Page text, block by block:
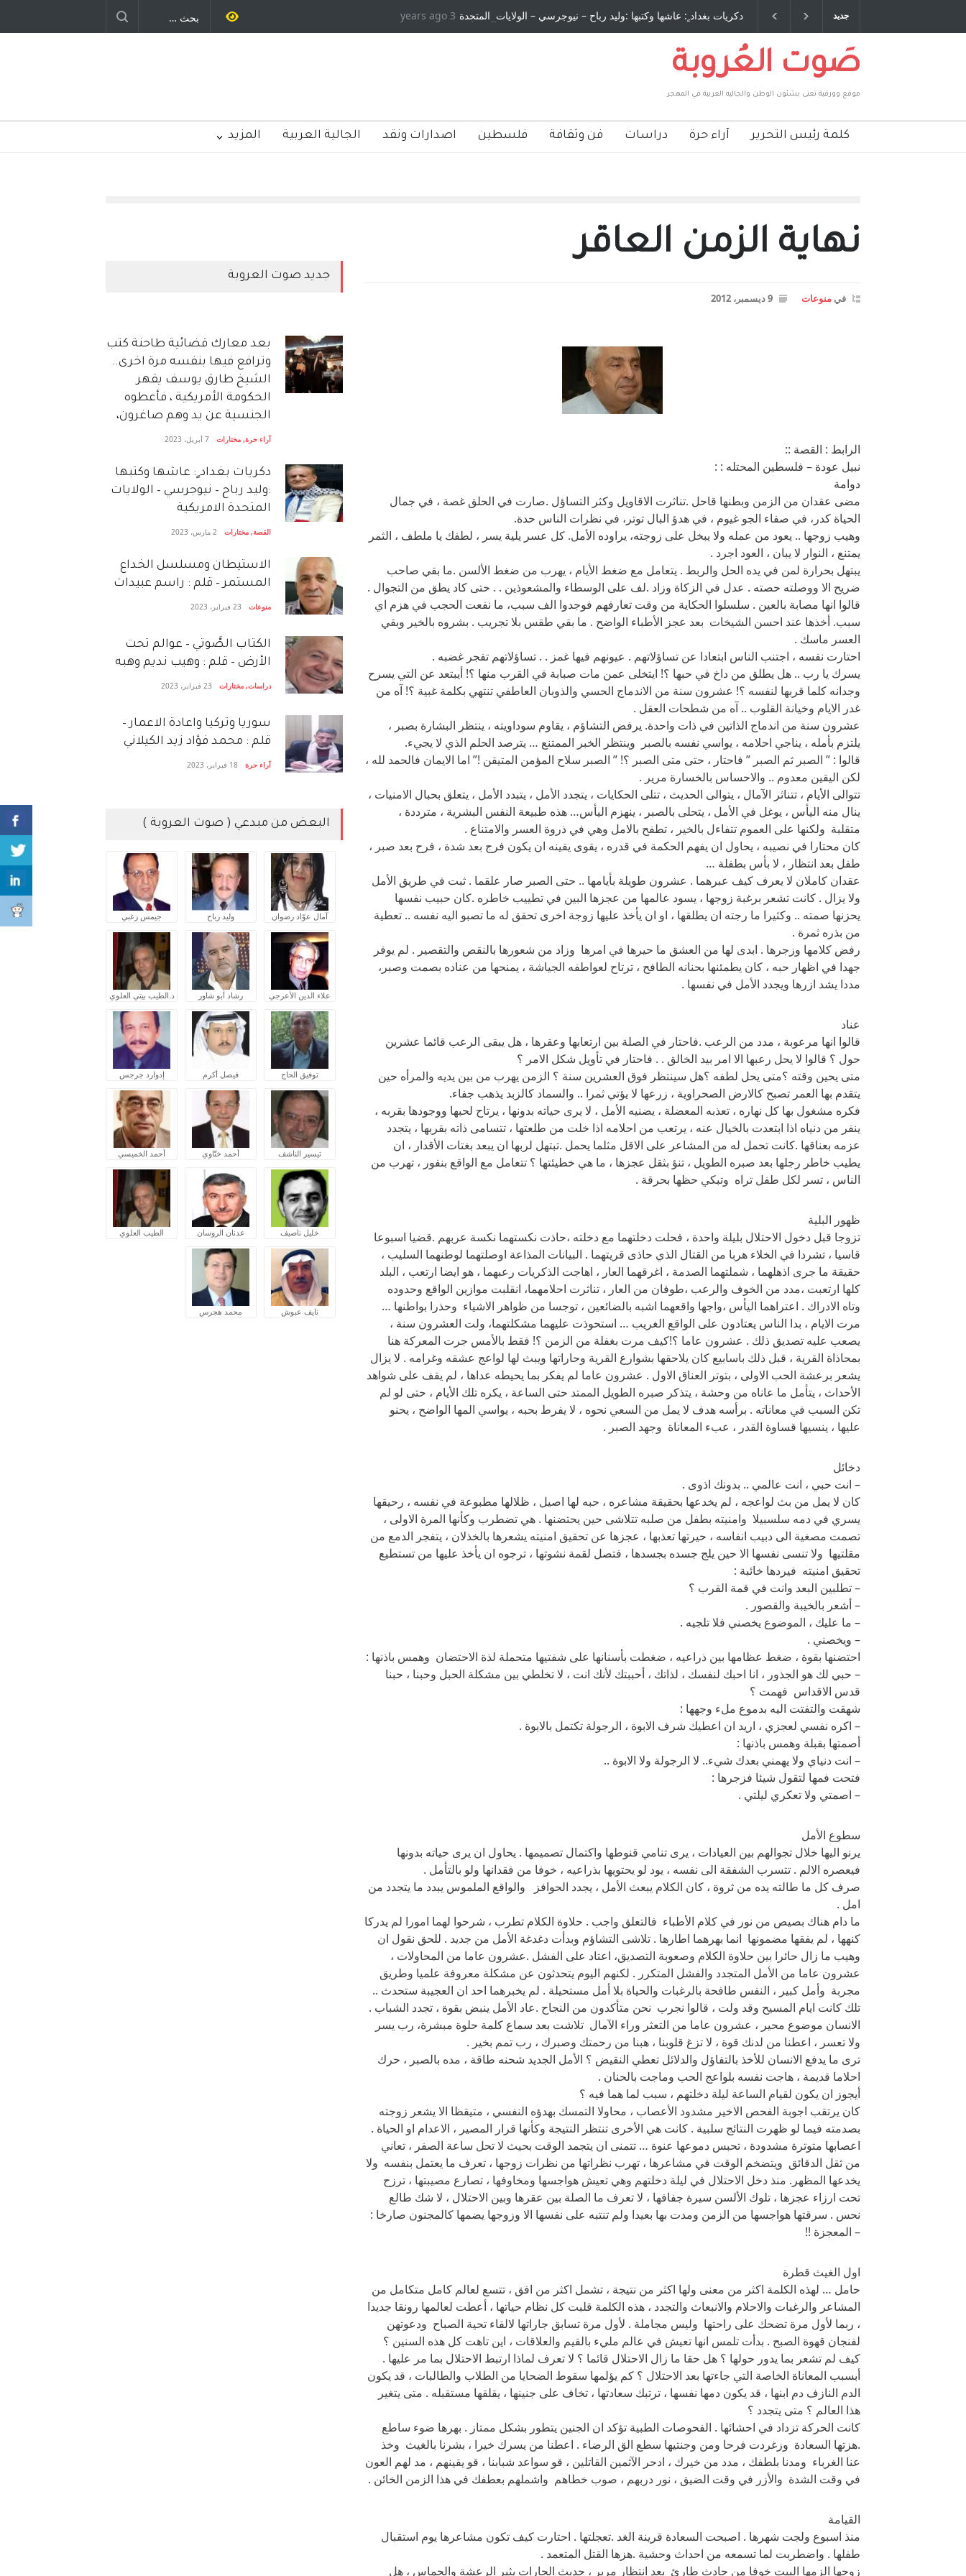
جديد دكريات بغداد ٍ: عاشها وكتبها :وليد رباح – نيوجرسي – الولايات المتحدة
الامريكية
طاحنة كتب وترافع فيها بنفسه مرة اخرى.. الشيخ
صاغرون،
3 years ago
صَوت العُروبة
موقع وورقية تعنى بشئون الوطن والجاليه العربية في المهجر
كلمة رئيس التحرير آراء حرة دراسات فن وثقافة فلسطين اصدارات ونقد الجالية العربية المزيد
نهاية الزمن العاقر
في منوعات 9 ديسمبر، 2012
الرابط : القصة ::
نبيل عودة – فلسطين المحتله : :
دوامة
مضى عقدان من الزمن وبطنها قاحل .تناثرت الاقاويل وكثر التساؤل .صارت في الحلق غصة ، في جمال
الحياة كدر، في صفاء الجو غيوم ، في هدؤ البال توتر، في نظرات الناس حدة.
وهيب زوجها .. يعود من عمله ولا يبخل على زوجته، يراوده الأمل. كل عسر يلية يسر ، لطفك يا ملطف ، الثمر
يمتنع ، النوار لا يبان ، العود اجرد .
يبتهل بحرارة لمن في يده الحل والربط . يتعامل مع ضغط الأيام ، يهرب من ضغط الألسن .ما بقي صاحب
ضريح الا ووصلته حصته . عدل في الزكاة وزاد .لف على الوسطاء والمشعوذين . . حتى كاد يطق من التجوال .
قالوا انها مصابة بالعين . سلسلوا الحكاية من وقت تعارفهم فوجدوا الف سبب، ما نفعت الحجب في هزم اي
سبب. أخذها عند احسن الشيخات بعد عجز الأطباء الواضح . ما بقي طقس بلا تجريب . بشروه بالخير وبقي
العسر ماسك .
احتارت نفسه ، اجتنب الناس ابتعادا عن تساؤلاتهم . عيونهم فيها غمز . . تساؤلاتهم تفجر غضبه .
يسرك يا رب .. هل يطلق من داخ في حبها ؟! ايتخلى عمن مات صبابة في القرب منها ؟! أيبتعد عن التي يسرح
وجدانه كلما قربها لنفسه ؟! عشرون سنة من الاندماج الحسي والذوبان العاطفي تنتهي بكلمة غبية ؟! آه من
غدر الايام وخيانة القلوب .. آه من شطحات العقل .
عشرون سنة من اندماج الذاتين في ذات واحدة. يرفض التشاؤم ، يقاوم سوداويته ، ينتظر البشارة بصبر ،
يلتزم بأمله ، يناجي احلامه ، يواسي نفسه بالصبر وينتظر الخبر الممتنع … يترصد الحلم الذي لا يجيء.
قالوا : ” الصبر ثم الصبر ” فاحتار ، حتى متى الصبر ؟! ” الصبر سلاح المؤمن المتيقن !” اما الايمان فالحمد لله ،
لكن اليقين معدوم .. والاحساس بالخسارة مرير .
تتوالى الأيام ، تتناثر الآمال ، يتوالى الحديث ، تتلى الحكايات ، يتجدد الأمل ، يتبدد الأمل ، يتعلق بحبال الامنيات ،
ينال منه اليأس ، يوغل في الأمل ، يتحلى بالصبر ، ينهزم اليأس… هذه طبيعة النفس البشرية ، مترددة ،
متقلبة ولكنها على العموم تتفاءل بالخير ، تطفح بالامل وهي في ذروة العسر والامتناع .
كان محتارا في نصيبه ، يحاول ان يفهم الحكمة في قدره ، يقوى يقينه ان يكون فرج بعد شدة ، فرح بعد صبر ،
طفل بعد انتظار ، لا بأس بطفلة …
عقدان كاملان لا يعرف كيف عبرهما . عشرون طويلة بأيامها .. حتى الصبر صار علقما . ثبت في طريق الأمل
ولا يزال . كانت تشعر برغبة زوجها ، يسود عالمها من عجزها البين في تطييب خاطره .كان حبيب نفسها
يحزنها صمته .. وكثيرا ما رجته ان يطلقها ، او ان يأخذ عليها زوجة اخرى تحقق له ما تصبو اليه نفسه .. تعطية
من بذره ثمرة .
رفض كلامها وزجرها . ابدى لها من العشق ما حيرها في امرها وزاد من شعورها بالنقص والتقصير . لم يوفر
جهدا في اظهار حبه ، كان يطمئنها بحنانه الطافح ، ترتاح لعواطفه الجياشة ، يمنحها من عناده بصمت وصبر،
مددا يشد ازرها ويجدد الأمل في نفسها .
عناد
قالوا انها مرعوبة ، مدد من الرعب .فاحتار في الصلة بين ارتعابها وعقرها ، هل يبقى الرعب قائما عشرين
حول ؟ قالوا لا يحل رعبها الا امر بيد الخالق . . فاحتار في تأويل شكل الامر ؟
متى يحين وقته ؟متى يحل لطفه ؟هل سينتظر فوق العشرين سنة ؟ الزمن يهرب من بين يديه والمرأه حين
يتقدم بها العمر تصبح كالارض الصحراوية ، زرعها لا يؤتي ثمرا .. والسماد كالزبد يذهب جفاء.
فكره مشغول بها كل نهاره ، تعذبه المعضلة ، يضنيه الأمل ، لا يرى حياته بدونها ، يرتاح لحبها ووجودها بقربه ،
ينفر من دنياه اذا ابتعدت بالخيال عنه ، يرتعب من احلامه اذا خلت من طلعتها ، تتسامى ذاته بقربها ، يتجدد
عزمه بعناقها .كانت تحمل له من المشاعر على الاقل مثلما يحمل .تبتهل لربها ان يبعد بغتات الأقدار ، ان
يطيب خاطر رجلها بعد صبره الطويل ، تنؤ بثقل عجزها ، ما هي خطيئتها ؟ تتعامل مع الواقع بنفور ، تهرب من
الناس ، تسر لكل طفل تراه وتبكي حظها بحرقة .
ظهور البلية
تزوجا قبل دخول الاحتلال بليلة واحدة ، فحلت دخلتهما مع دخلته ،حاذت نكستهما نكسة عربهم .قضيا اسبوعا
قاسيا ، تشردا في الخلاء هربا من القتال الذي حاذى قريتهما . البيانات المذاعة اوصلتهما لوطنهما السليب ،
حقيقة ما جرى اذهلهما ، شملتهما الصدمة ، اغرقهما العار ، اهاجت الذكريات رعبهما ، هو ايضا ارتعب ، البلد
كلها ارتعبت ،مدد من الخوف والرعب ،طوفان من العار ، تناثرت احلامهما، انقلبت موازين الواقع وحدوده
وتاه الادراك . اعتراهما اليأس ،واجها واقعهما اشبه بالضائعين ، توجسا من ظواهر الاشياء وحذرا بواطنها …
مرت الايام ، بدا الناس يعتادون على الواقع الغريب … استحوذت عليهما مشكلتهما، ولت العشرون سنة ،
يصعب عليه تصديق ذلك . عشرون عاما ؟!كيف مرت بغفلة من الزمن ؟! فقط بالأمس جرت المعركة هنا
بمحاذاة القرية ، قبل ذلك باسابيع كان يلاحقها بشوارع القرية وحاراتها ويبث لها لواعج عشقه وغرامه . لا يزال
يشعر برعشة الحب الاولى ، بتوتر العناق الاول . عشرون عاما لم يفكر بما يحيطه عداها ، لم يقف على شواهد
الأحداث ، يتأمل ما عاناه من وحشة ، يتذكر صبره الطويل الممتد حتى الساعة ، يكره تلك الأيام ، حتى لو لم
تكن السبب في معاناته . برأسه هدف لا يمل من السعي نحوه ، لا يفرط بحبه ، يواسي المها الواضح ، يحنو
عليها ، ينسيها قساوة القدر ، عبء المعاناة وجهد الصبر .
دخائل
– انت حبي ، انت عالمي .. بدونك اذوى .
كان لا يمل من بث لواعجه ، لم يخدعها بحقيقة مشاعره ، حبه لها اصيل ، ظلالها مطبوعة في نفسه ، رحيقها
يسري في دمه سلسبيلا وامنيته بطفل من صلبه تتلاشى حين يحتضنها . هي تضطرب وكأنها المرة الاولى ،
تصمت مصغية الى دبيب انفاسه ، حيرتها تعذبها ، عجزها عن تحقيق امنيته يشعرها بالخذلان ، يتفجر الدمع من
مقلتيها ولا تنسى نفسها الا حين يلج جسده بجسدها ، فتصل لقمة نشوتها ، ترجوه ان يأخذ عليها من تستطيع
تحقيق امنيته فيردها خائبة :
– تطلبين البعد وانت في قمة القرب ؟
– أشعر بالخيبة والقصور .
– ما عليك ، الموضوع يخصني فلا تلجيه .
– ويخصني .
احتضنها بقوة ، ضغط عظامها بين ذراعيه ، ضغطت بأسنانها على شفتيها متحملة لذة الاحتضان وهمس باذنها :
– حبي لك هو الجذور ، انا احبك لنفسك ، لذاتك ، أحببتك لأنك انت ، لا تخلطي بين مشكلة الحبل وحبنا ، حبنا
قدس الاقداس فهمت ؟
شهقت والتفتت اليه بدموع ملء وجهها :
– اكره نفسي لعجزي ، اريد ان اعطيك شرف الابوة ، الرجولة تكتمل بالابوة .
أصمتها بقبلة وهمس باذنها :
– انت دنياي ولا يهمني بعدك شيء.. لا الرجولة ولا الابوة ..
فتحت فمها لتقول شيئا فزجرها :
– اصمتي ولا تعكري ليلتي .
سطوع الأمل
يرنو اليها خلال تجوالهم بين العيادات ، يرى تنامي قنوطها واكتمال تصميمها . يحاول ان يرى حياته بدونها
فيعصره الالم . تتسرب الشفقة الى نفسه ، يود لو يحتويها بذراعيه ، خوفا من فقدانها ولو بالتأمل .
صرف كل ما طالته يده من ثروة ، كان الكلام يبعث الأمل ، يجدد الحوافز والواقع الملموس يبدد ما يتجدد من
امل .
ما دام هناك بصيص من نور في كلام الأطباء فالتعلق واجب . حلاوة الكلام تطرب ، شرحوا لهما امورا لم يدركا
كنهها ، لم يفقها مضمونها انما بهرهما اطارها . تلاشى التشاؤم وبدأت دغدغة الأمل من جديد . للحق نقول ان
وهيب ما زال حائرا بين حلاوة الكلام وصعوبة التصديق، اعتاد على الفشل .عشرون عاما من المحاولات ،
عشرون عاما من الأمل المتجدد والفشل المتكرر . لكنهم اليوم يتحدثون عن مشكلة معروفة علميا وطريق
مجربة وأمل كبير ، النفس طافحة بالرغبات والحياة بلا أمل مستحيلة . لم يخبرهما احد ان العجيبة ستحدث ..
تلك كانت ايام المسيح وقد ولت ، قالوا نجرب نحن متأكدون من النجاح .عاد الأمل ينبض بقوة ، تجدد الشباب .
الانسان موضوع محير ، عشرون عاما من التعثر وراء الآمال تلاشت بعد سماع كلمة حلوة مبشرة، رب يسر
ولا تعسر ، اعطنا من لدنك قوة ، لا تزغ قلوبنا ، هبنا من رحمتك وصبرك ، رب تمم بخير .
ترى ما يدفع الانسان للأخذ بالتفاؤل والدلائل تعطي النقيض ؟ الأمل الجديد شحنه طاقة ، مده بالصبر ، حرك
احلاما قديمة ، هاجت نفسه بلواعج الحب وماجت بالحنان .
أيجوز ان يكون لقيام الساعة ليلة دخلتهم ، سبب لما هما فيه ؟
كان يرتقب اجوبة الفحص الاخير مشدود الأعصاب ، محاولا التمسك بهدؤه النفسي ، متيقظا الا يشعر زوجته
بصدمته فيما لو ظهرت النتائج سلبية . كانت هي الأخرى تنتظر النتيجة وكأنها قرار المصير ، الاعدام او الحياة .
اعصابها متوترة مشدودة ، تحبس دموعها عنوة … تتمنى ان يتجمد الوقت بحيث لا تحل ساعة الصفر ، تعاني
من ثقل الدقائق ويتضخم الوقت في مشاعرها ، تهرب نظراتها من نظرات زوجها ، تعرف ما يعتمل بنفسه ولا
يخدعها المظهر. منذ دخل الاحتلال في ليلة دخلتهم وهي تعيش هواجسها ومخاوفها ، تصارع مصيبتها ، ترزح
تحت ارزاء عجزها ، تلوك الألسن سيرة جفافها ، لا تعرف ما الصلة بين عقرها وبين الاحتلال ، لا شك طالع
نحس . سرقتها هواجسها من الزمن ومدت بها بعيدا ولم تنتبه على نفسها الا وزوجها يضمها كالمجنون صارخا :
– المعجزة !!
اول الغيث قطرة
حامل … لهذه الكلمة اكثر من معنى ولها اكثر من نتيجة ، تشمل اكثر من افق ، تتسع لعالم كامل متكامل من
المشاعر والرغبات والاحلام والانبعاث والتجدد ، هذه الكلمة قلبت كل نظام حياتها ، أعطت لعالمها رونقا جديدا
، ربما لأول مرة تضحك على راحتها وليس مجاملة . لأول مرة تسابق جاراتها لالقاء تحية الصباح ودعوتهن
لفنجان قهوة الصبح . بدأت تلمس انها تعيش في عالم مليء بالقيم والعلاقات ، اين تاهت كل هذه السنين ؟
كيف لم تشعر بما يدور حولها ؟ هل حقا ما زال الاحتلال قائما ؟ لا تعرف لماذا ارتبط الاحتلال بما مر عليها .
أبسبب المعاناة الخاصة التي جاءتها بعد الاحتلال ؟ كم يؤلمها سقوط الضحايا من الطلاب والطالبات ، قد يكون
الدم النازف دم ابنها ، قد يكون دمها نفسها ، ترتبك سعادتها ، تخاف على جنينها ، يقلقها مستقبله . متى يتغير
هذا العالم ؟ متى يتجدد ؟
كانت الحركة تزداد في احشائها . الفحوصات الطبية تؤكد ان الجنين يتطور بشكل ممتاز . بهرها ضوء ساطع
.هزتها السعادة وزغردت فرحا ومن وجنتيها سطع الق الرضاء . اعطنا من يسرك خيرا ، بشرنا بالغيث وخذ
عنا الغرباء ومدنا بلطفك ، مدد من خيرك ، ادحر الآثمين القاتلين ، قو سواعد شبابنا ، قو يقينهم ، مد لهم العون
في وقت الشدة والأزر في وقت الضيق ، نور دربهم ، صوب خطاهم واشملهم بعطفك في هذا الزمن الخائن .
القيامة
منذ اسبوع ولجت شهرها . اصبحت السعادة قرينة الغد .تعجلتها . احتارت كيف تكون مشاعرها يوم استقبال
طفلها . واضطربت لما تسمعه من احداث وحشية .هزها القتل المتعمد .
زوجها الزمها البيت خوفا من حادث طارئ بعد انتظار مرير ، حديث الجارات يثير الرعشة والحماس ، هل
جديد صوت العروبة
بعد معارك قضائية طاحنة كتب
وترافع فيها بنفسه مرة اخرى..
الشيخ طارق يوسف يقهر
الحكومة الأمريكية ، فأعطوه
الجنسية عن يد وهم صاغرون،
آراء حرة, مختارات 7 أبريل، 2023
دكريات بغداد ٍ: عاشها وكتبها
:وليد رباح – نيوجرسي – الولايات
المتحدة الامريكية
القصة, مختارات 2 مارس، 2023
الاستيطان ومسلسل الخداع
المستمر – قلم : راسم عبيدات
منوعات 23 فبراير، 2023
الكتاب الصَّوتي – عوالم تحت
الأرض – قلم : وهيب نديم وهبه
دراسات, مختارات 23 فبراير، 2023
سوريا وتركيا واعادة الاعمار –
قلم : محمد فؤاد زيد الكيلاني
آراء حرة 18 فبراير، 2023
البعض من مبدعي ( صوت العروبة )
آمال عوّاد رضوان وليد رباح جيمس زغبي
علاء الدين الأعرجي رشاد أبو شاور د.الطيب بيتي العلوي
توفيق الحاج فيصل أكرم إدوارد جرجس
تيسير الناشف أحمد ختّاوي أحمد الخميسي
خليل ناصيف عدنان الروسان الطيب العلوي
نايف عبوش محمد هجرس